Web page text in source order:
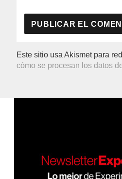
Este sitio usa Akismet para
cómo se procesan los datos